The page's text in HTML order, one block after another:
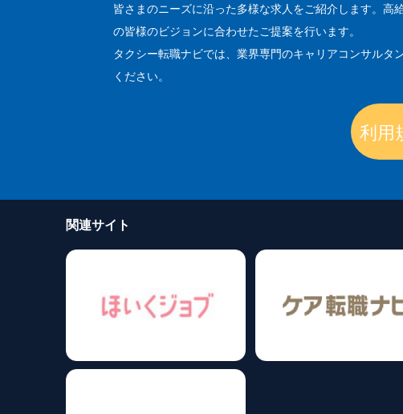
皆さまのニーズに沿った多様な求人をご紹介します。
の皆様のビジョンに合わせたご提案を行います。
タクシー転職ナビでは、業界専門のキャリアコンサル
ください。
利用
関連サイト